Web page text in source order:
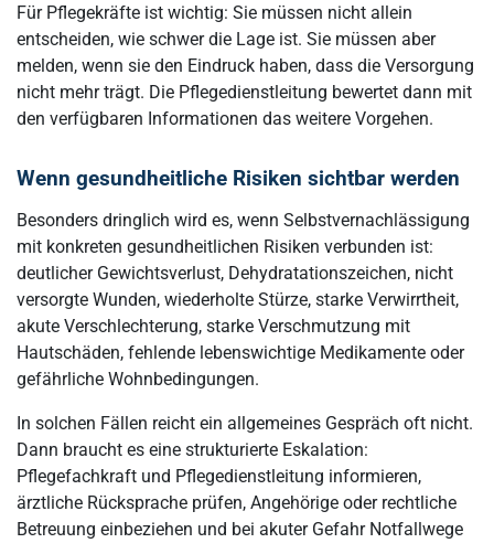
Für Pflegekräfte ist wichtig: Sie müssen nicht allein
entscheiden, wie schwer die Lage ist. Sie müssen aber
melden, wenn sie den Eindruck haben, dass die Versorgung
nicht mehr trägt. Die Pflegedienstleitung bewertet dann mit
den verfügbaren Informationen das weitere Vorgehen.
Wenn gesundheitliche Risiken sichtbar werden
Besonders dringlich wird es, wenn Selbstvernachlässigung
mit konkreten gesundheitlichen Risiken verbunden ist:
deutlicher Gewichtsverlust, Dehydratationszeichen, nicht
versorgte Wunden, wiederholte Stürze, starke Verwirrtheit,
akute Verschlechterung, starke Verschmutzung mit
Hautschäden, fehlende lebenswichtige Medikamente oder
gefährliche Wohnbedingungen.
In solchen Fällen reicht ein allgemeines Gespräch oft nicht.
Dann braucht es eine strukturierte Eskalation:
Pflegefachkraft und Pflegedienstleitung informieren,
ärztliche Rücksprache prüfen, Angehörige oder rechtliche
Betreuung einbeziehen und bei akuter Gefahr Notfallwege